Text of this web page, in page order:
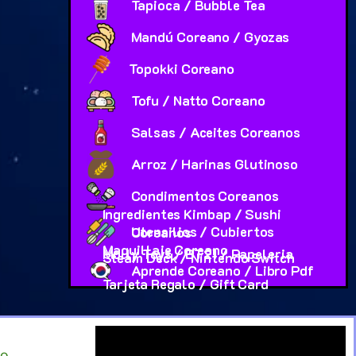
Tapioca / Bubble Tea
Mandú Coreano / Gyozas
Topokki Coreano
Tofu / Natto Coreano
Salsas / Aceites Coreanos
Arroz / Harinas Glutinoso
Condimentos Coreanos
Ingredientes Kimbap / Sushi
Utensilios / Cubiertos Coreanos
Maquillaje Coreano
Molly Toys / BT21 / Papeleria
Steam Deck / Nintendo Switch
Aprende Coreano / Libro Pdf
Tarjeta Regalo / Gift Card